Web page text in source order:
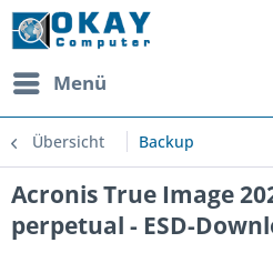
Menü
Übersicht Backup
Acronis True Image
perpetual - ESD-